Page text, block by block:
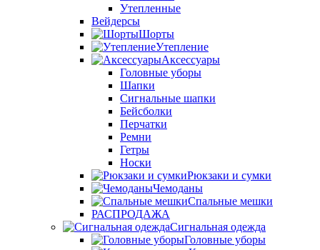
Утепленные
Вейдерсы
Шорты
Утепление
Аксессуары
Головные уборы
Шапки
Сигнальные шапки
Бейсболки
Перчатки
Ремни
Гетры
Носки
Рюкзаки и сумки
Чемоданы
Спальные мешки
РАСПРОДАЖА
Сигнальная одежда
Головные уборы